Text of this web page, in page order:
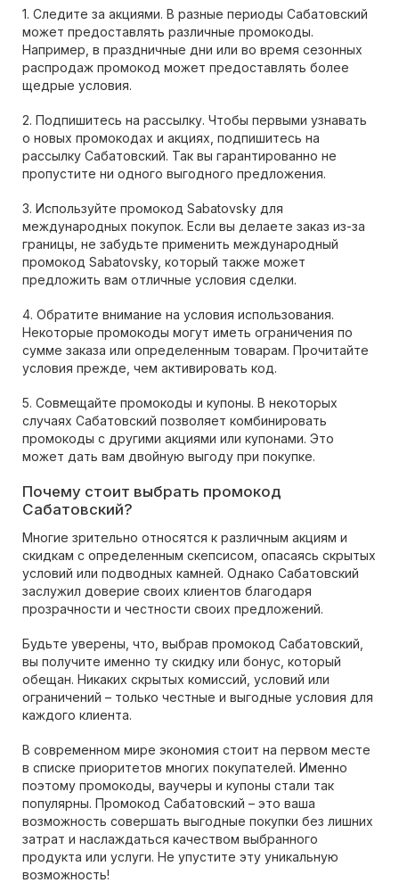
1. Следите за акциями. В разные периоды Сабатовский
может предоставлять различные промокоды.
Например, в праздничные дни или во время сезонных
распродаж промокод может предоставлять более
щедрые условия.
2. Подпишитесь на рассылку. Чтобы первыми узнавать
о новых промокодах и акциях, подпишитесь на
рассылку Сабатовский. Так вы гарантированно не
пропустите ни одного выгодного предложения.
3. Используйте промокод Sabatovsky для
международных покупок. Если вы делаете заказ из-за
границы, не забудьте применить международный
промокод Sabatovsky, который также может
предложить вам отличные условия сделки.
4. Обратите внимание на условия использования.
Некоторые промокоды могут иметь ограничения по
сумме заказа или определенным товарам. Прочитайте
условия прежде, чем активировать код.
5. Совмещайте промокоды и купоны. В некоторых
случаях Сабатовский позволяет комбинировать
промокоды с другими акциями или купонами. Это
может дать вам двойную выгоду при покупке.
Почему стоит выбрать промокод
Сабатовский?
Многие зрительно относятся к различным акциям и
скидкам с определенным скепсисом, опасаясь скрытых
условий или подводных камней. Однако Сабатовский
заслужил доверие своих клиентов благодаря
прозрачности и честности своих предложений.
Будьте уверены, что, выбрав промокод Сабатовский,
вы получите именно ту скидку или бонус, который
обещан. Никаких скрытых комиссий, условий или
ограничений – только честные и выгодные условия для
каждого клиента.
В современном мире экономия стоит на первом месте
в списке приоритетов многих покупателей. Именно
поэтому промокоды, ваучеры и купоны стали так
популярны. Промокод Сабатовский – это ваша
возможность совершать выгодные покупки без лишних
затрат и наслаждаться качеством выбранного
продукта или услуги. Не упустите эту уникальную
возможность!